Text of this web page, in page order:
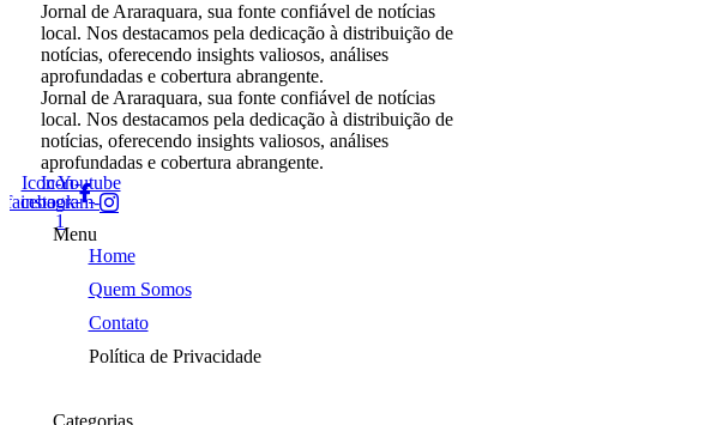
Jornal de Araraquara, sua fonte confiável de notícias
local. Nos destacamos pela dedicação à distribuição de
notícias, oferecendo insights valiosos, análises
aprofundadas e cobertura abrangente.
Jornal de Araraquara, sua fonte confiável de notícias
local. Nos destacamos pela dedicação à distribuição de
notícias, oferecendo insights valiosos, análises
aprofundadas e cobertura abrangente.
Icon-
facebook
Icon-
instagram-
1
Youtube
Menu
Home
Quem Somos
Contato
Política de Privacidade